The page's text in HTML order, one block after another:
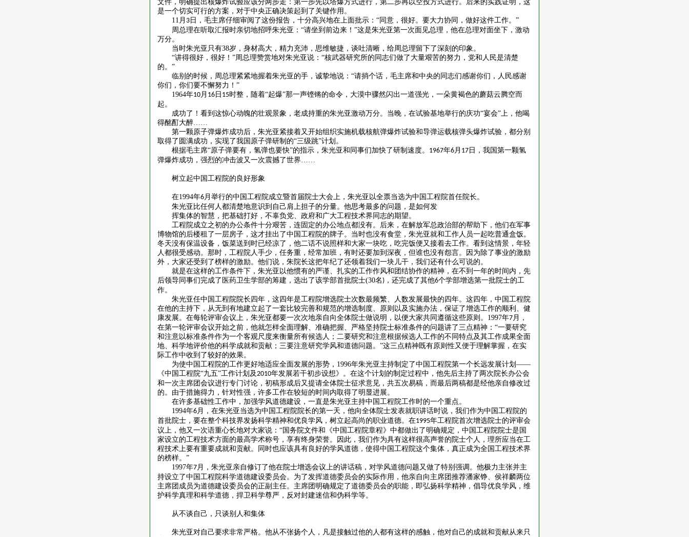
文件，明确提出核爆炸试验应该分两步走：第一步先以塔爆方式进行，第二步再以空投方式进行。后来的实践证明，这
是一个切实可行的方案，对于中央正确决策起到了关键作用。
11 月 3 日，毛主席仔细审阅了这份报告，十分高兴地在上面批示：“同意，很好。要大力协同，做好这件工作。”
周总理在听取汇报时亲切地招呼朱光亚： “请坐到前边来！”这是朱光亚第一次面见总理，他在总理对面坐下，激动
万分。
当时朱光亚只有38岁，身材高大，精力充沛，思维敏捷，谈吐清晰，给周总理留下了深刻的印象。
“讲得很好，很好！”周总理赞赏地对朱光亚说：“核武器研究所的同志们做了大量艰苦的努力，党和人民是清楚
的。”
临别的时候，周总理紧紧地握着朱光亚的手，诚挚地说： “请捎个话，毛主席和中央的同志们感谢你们，人民感谢
你们，你们要不懈努力！”
1964年10月 16 日 15时整，随着“起爆”那一声铿锵的命令，大漠中骤然闪出一道强光，一朵黄褐色的蘑菇云腾空而
起。
成功了！看到这惊心动魄的壮观景象，老成持重的朱光亚激动万分。当晚，在试验基地举行的庆功“宴会”上，他喝
得酩酊大醉……
第一颗原子弹爆炸成功后，朱光亚紧接着又开始组织实施机载核航弹爆炸试验和导弹运载核弹头爆炸试验，都分别
取得了圆满成功，实现了我国原子弹研制的“三级跳”计划。
根据毛主席“原子弹要有，氢弹也要快”的指示，朱光亚和同事们加快了研制速度。 1967年6月 17 日，我国第一颗氢
弹爆炸成功，强烈的冲击波又一次震撼了世界……
树立起中国工程院的良好形象
在1994年6月举行的中国工程院成立暨首届院士大会上，朱光亚以全票当选为中国工程院首任院长。
朱光亚比任何人都清楚地意识到自己肩上担子的分量。他思考最多的问题，是如何发
挥集体的智慧，把基础打好，不辜负党、政府和广大工程技术界同志的期望。
工程院成立之初的办公条件十分艰苦，连固定的办公地点都没有。后来，在解放军总政治部的帮助下，他们在军事
博物馆的后楼租了一层房子，这才挂出了中国工程院的牌子。当时也没有食堂，朱光亚就和工作人员一起吃普通盒饭。
冬天没有保温设备，饭菜送到时已经凉了，他二话不说照样和大家一块吃，吃完饭便又接着去工作。看到这情景，年轻
人都很受感动。那时，工程院人手少，任务重，经常加班，有时还要加到深夜，但谁也没有怨言。因为除了事业的激励
外，大家还受到了榜样的激励。他们说，朱院长这把年纪了还领着我们一块儿干，我们还有什么可说的。
就是在这样的工作条件下，朱光亚以他惯有的严谨、扎实的工作作风和团结协作的精神，在不到一年的时间内，先
后领导同事们完成了医药卫生学部的筹建，选出了该学部首批院士(30名 ) ，还完成了其他6个学部增选第一批院士的工
作。
朱光亚任中国工程院院长四年，这四年是工程院增选院士次数最频繁、人数发展最快的四年。这四年，中国工程院
在他的主持下，从无到有地建立起了一套比较完善和规范的增选制度、原则以及实施办法，保证了增选工作的顺利、健
康发展。在每轮评审会议上，朱光亚都要一次次地亲自向全体院士做说明，以便大家共同遵循这些原则。 1997年7月，
在第一轮评审会议开始之前，他就怎样全面理解、准确把握、严格坚持院士标准条件的问题讲了三点精神：“一要研究
和注意以标准条件作为一个客观尺度来衡量所有候选人；二要研究和注意根据候选人工作的不同特点及其工作成果全面
地、科学地评价他的科学成就和贡献；三要注意研究学风和道德问题。”这三点精神既有原则性又便于理解掌握，在实
际工作中收到了较好的效果。
为使中国工程院的工作更好地适应全面发展的形势， 1996年朱光亚主持制定了中国工程院第一个长远发展计划——
《中国工程院“九五”工作计划及2010年发展若干初步设想》。在这个计划的制定过程中，他先后主持了两次院长办公会
和一次主席团会议进行专门讨论，初稿形成后又提请全体院士征求意见，共五次易稿，而最后两稿都是经他亲自修改过
的。由于措施得力，针对性强，许多工作在较短的时间内取得了明显进展。
在许多基础性工作中，加强学风道德建设，一直是朱光亚主持中国工程院工作时的一个重点。
1994年6月，在朱光亚当选为中国工程院院长的第一天，他向全体院士发表就职讲话时说，我们作为中国工程院的
首批院士，要在整个科技界发扬科学精神和优良学风，树立起高尚的职业道德。在1995年工程院首次增选院士的评审会
议上，他又一次语重心长地对大家说：“国务院文件和《中国工程院章程》中都做出了明确规定，中国工程院院士是国
家设立的工程技术方面的最高学术称号，享有终身荣誉。因此，我们作为具有这样很高声誉的院士个人，理所应当在工
程技术上要有重要成就和贡献。同时也应该具有良好的学风道德，使得中国工程院这个集体，真正成为全国工程技术界
的榜样。”
1997年7月，朱光亚亲自修订了他在院士增选会议上的讲话稿，对学风道德问题又做了特别强调。他极力主张并主
持设立了中国工程院科学道德建设委员会。为了发挥道德委员会的实际作用，他亲自向主席团推荐潘家铮、侯祥麟两位
主席团成员为道德建设委员会的正副主任。主席团明确规定了道德委员会的职能，即弘扬科学精神，倡导优良学风，维
护科学真理和科学道德，捍卫科学尊严，反对封建迷信和伪科学等。
从不谈自己，只谈别人和集体
朱光亚对自己要求非常严格。他从不张扬个人，凡是接触过他的人都有这样的感触，他对自己的成就和贡献从来只